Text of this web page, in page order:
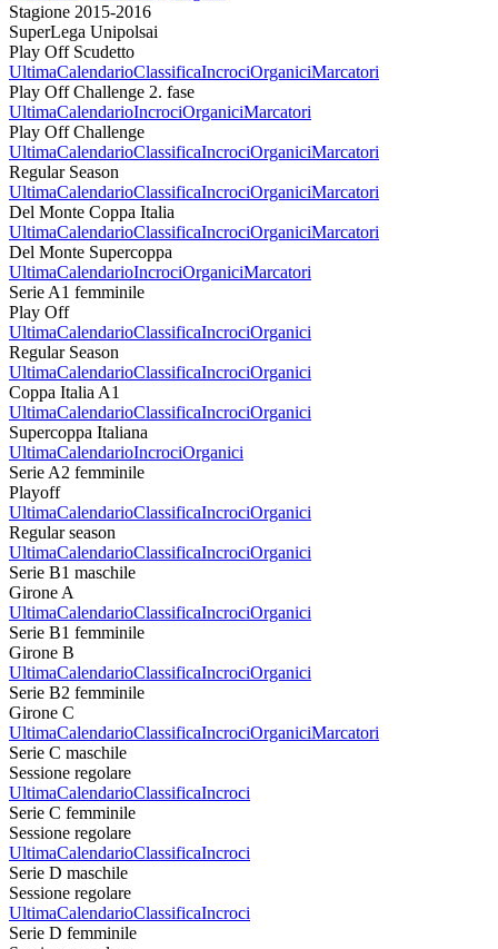
Stagione 2015-2016
SuperLega Unipolsai
Play Off Scudetto
UltimaCalendarioClassificaIncrociOrganiciMarcatori
Play Off Challenge 2. fase
UltimaCalendarioIncrociOrganiciMarcatori
Play Off Challenge
UltimaCalendarioClassificaIncrociOrganiciMarcatori
Regular Season
UltimaCalendarioClassificaIncrociOrganiciMarcatori
Del Monte Coppa Italia
UltimaCalendarioClassificaIncrociOrganiciMarcatori
Del Monte Supercoppa
UltimaCalendarioIncrociOrganiciMarcatori
Serie A1 femminile
Play Off
UltimaCalendarioClassificaIncrociOrganici
Regular Season
UltimaCalendarioClassificaIncrociOrganici
Coppa Italia A1
UltimaCalendarioClassificaIncrociOrganici
Supercoppa Italiana
UltimaCalendarioIncrociOrganici
Serie A2 femminile
Playoff
UltimaCalendarioClassificaIncrociOrganici
Regular season
UltimaCalendarioClassificaIncrociOrganici
Serie B1 maschile
Girone A
UltimaCalendarioClassificaIncrociOrganici
Serie B1 femminile
Girone B
UltimaCalendarioClassificaIncrociOrganici
Serie B2 femminile
Girone C
UltimaCalendarioClassificaIncrociOrganiciMarcatori
Serie C maschile
Sessione regolare
UltimaCalendarioClassificaIncroci
Serie C femminile
Sessione regolare
UltimaCalendarioClassificaIncroci
Serie D maschile
Sessione regolare
UltimaCalendarioClassificaIncroci
Serie D femminile